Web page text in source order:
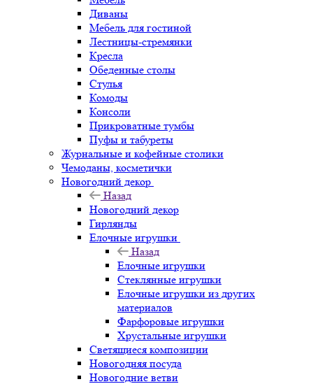
Диваны
Мебель для гостиной
Лестницы-стремянки
Кресла
Обеденные столы
Стулья
Комоды
Консоли
Прикроватные тумбы
Пуфы и табуреты
Журнальные и кофейные столики
Чемоданы, косметички
Новогодний декор
Назад
Новогодний декор
Гирлянды
Елочные игрушки
Назад
Елочные игрушки
Стеклянные игрушки
Елочные игрушки из других
материалов
Фарфоровые игрушки
Хрустальные игрушки
Светящиеся композиции
Новогодняя посуда
Новогодние ветви